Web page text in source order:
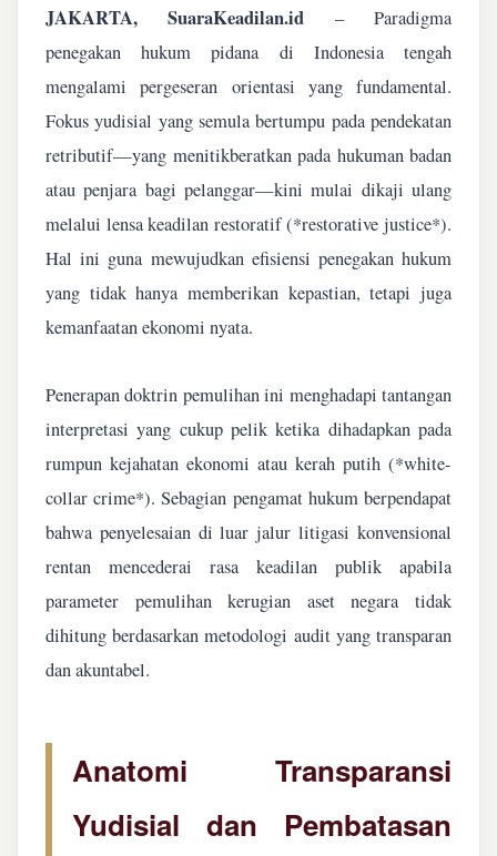
JAKARTA, SuaraKeadilan.id – Paradigma
penegakan hukum pidana di Indonesia tengah
mengalami pergeseran orientasi yang fundamental.
Fokus yudisial yang semula bertumpu pada pendekatan
retributif—yang menitikberatkan pada hukuman badan
atau penjara bagi pelanggar—kini mulai dikaji ulang
melalui lensa keadilan restoratif (*restorative justice*).
Hal ini guna mewujudkan efisiensi penegakan hukum
yang tidak hanya memberikan kepastian, tetapi juga
kemanfaatan ekonomi nyata.
Penerapan doktrin pemulihan ini menghadapi tantangan
interpretasi yang cukup pelik ketika dihadapkan pada
rumpun kejahatan ekonomi atau kerah putih (*white-
collar crime*). Sebagian pengamat hukum berpendapat
bahwa penyelesaian di luar jalur litigasi konvensional
rentan mencederai rasa keadilan publik apabila
parameter pemulihan kerugian aset negara tidak
dihitung berdasarkan metodologi audit yang transparan
dan akuntabel.
Anatomi Transparansi
Yudisial dan Pembatasan